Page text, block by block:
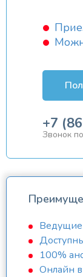
+7
Звонок
Ведущие
100%
Онлайн